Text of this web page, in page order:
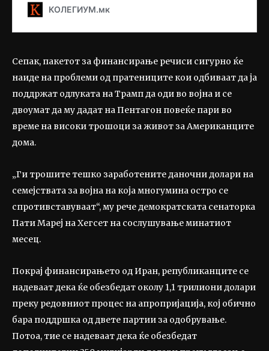
Сепак, пакетот за финансирање речиси сигурно ќе
наиде на проблеми од пратениците кои одбиваат да ја
поддржат одлуката на Трамп да оди во војна и се
двоумат да му дадат на Пентагон повеќе пари во
време на високи трошоци за живот за Американците
дома.
„Ги трошите тешко заработените даночни долари на
семејствата за војна на која многумина остро се
спротивставуваат“, му рече демократската сенаторка
Пати Мареј на Хегсет на сослушување минатиот
месец.
Покрај финансирањето од Иран, републиканците се
надеваат дека ќе обезбедат околу 1,1 трилиони долари
преку редовниот процес на апропријација, кој обично
бара поддршка од двете партии за одобрување.
Потоа, тие се надеваат дека ќе обезбедат